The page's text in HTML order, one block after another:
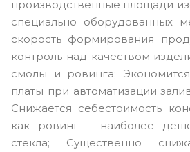
производственные площади
специально оборудованных
скорость формирования
контроль над качеством
смолы и ровинга;
платы при автоматизации
Снижается себестоимость
как ровинг - наиболее
стекла; Существенно